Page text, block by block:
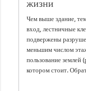
В городах и районах
Стартовал прием заявок
жизни
Чем выше здание,
вход, лестничные
подвержены
меньшим числом
пользование землей
котором стоит.